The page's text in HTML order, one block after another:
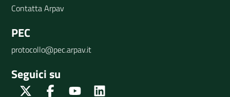
Contatta Arpav
PEC
protocollo@pec.arpav.it
Seguici su
Twitter FacebookYoutube